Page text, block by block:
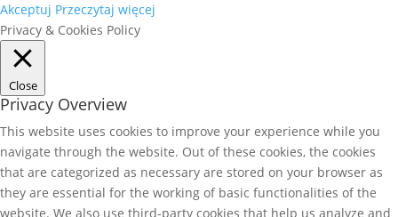
Akceptuj Przeczytaj więcej
Privacy & Cookies Policy
Close
Privacy Overview
This website uses cookies to improve your experience while you
navigate through the website. Out of these cookies, the cookies
that are categorized as necessary are stored on your browser as
they are essential for the working of basic functionalities of the
website. We also use third-party cookies that help us analyze and